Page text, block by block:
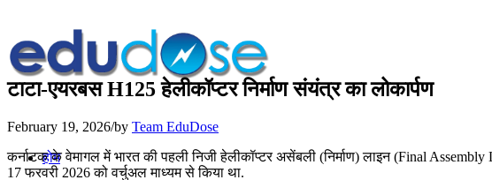
होम
टाटा-एयरबस H125 हेलीकॉप्टर निर्माण संयंत्र का लोकार्पण
February 19, 2026/by Team EduDose
कर्नाटक के वेमागल में भारत की पहली निजी हेलीकॉप्टर असेंबली (निर्माण) लाइन (Final
17 फरवरी 2026 को वर्चुअल माध्यम से किया था.